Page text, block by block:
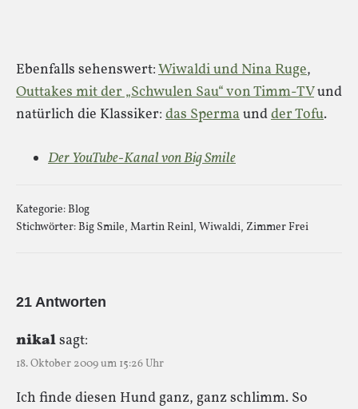
Ebenfalls sehenswert:Wiwaldi und Nina Ruge,
Outtakes mit der „Schwulen Sau“ von Timm-TVund
natürlich die Klassiker: das Spermaundder Tofu.
Der YouTube-Kanal von Big Smile
Kategorie:Blog
Stichwörter:Big Smile, Martin Reinl, Wiwaldi, Zimmer Frei
21 Antworten
nikalsagt:
18. Oktober 2009 um 15:26 Uhr
Ich finde diesen Hund ganz, ganz schlimm. So